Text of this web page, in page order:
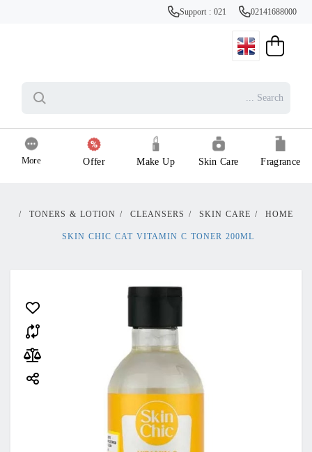
Support : 021 02141688000
Fragrance
Skin Care
Make Up
Offer
More
HOME
/
SKIN CARE
/
CLEANSERS
/
TONERS & LOTION
/
SKIN CHIC CAT VITAMIN C TONER 200ML